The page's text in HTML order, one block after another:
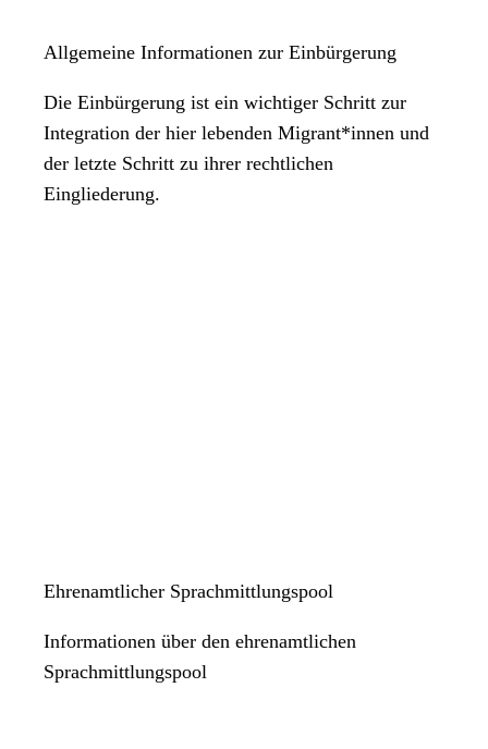
Allgemeine Informationen zur Einbürgerung
Die Einbürgerung ist ein wichtiger Schritt zur
Integration der hier lebenden Migrant*innen und
der letzte Schritt zu ihrer rechtlichen
Eingliederung.
Ehrenamtlicher Sprachmittlungspool
Informationen über den ehrenamtlichen
Sprachmittlungspool